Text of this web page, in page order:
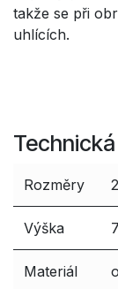
takže se při
uhlících.
Rozměry
Výška
Materiál